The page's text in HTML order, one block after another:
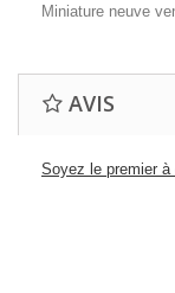
Miniature neuve
AVIS
Soyez le premier